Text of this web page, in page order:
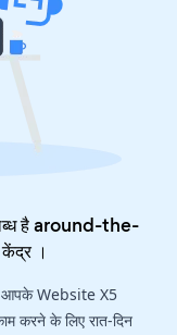
है around-the-
केंद्र।
आपके Website X5
करने के लिए रात-दिन